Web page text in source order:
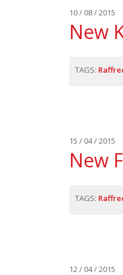
10 / 08 / 2015
New
TAGS:
15 / 04 / 2015
New
TAGS:
12 / 04 / 2015